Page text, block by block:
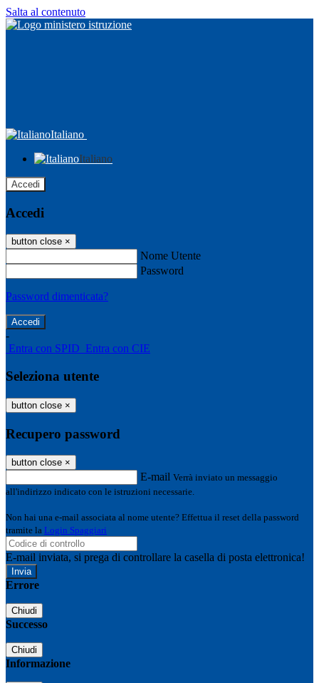
Salta al contenuto
Italiano
Italiano
Accedi
Accedi
button close ×
Nome Utente
Password
Password dimenticata?
-
Entra con SPID Entra con CIE
Seleziona utente
button close ×
Recupero password
button close ×
E-mail Verrà inviato un messaggio
all'indirizzo indicato con le istruzioni necessarie.
Non hai una e-mail associata al nome utente? Effettua il reset della password
tramite la Login Spaggiari
E-mail inviata, si prega di controllare la casella di posta elettronica!
Errore
Chiudi
Successo
Chiudi
Informazione